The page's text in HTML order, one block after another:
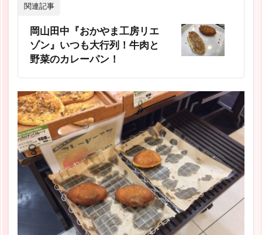
関連記事
岡山田中『おかやま工房リエ
ゾン』いつも大行列！牛肉と
野菜のカレーパン！